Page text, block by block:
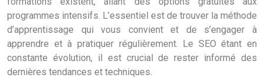
programmes intensifs. L’essentiel est de trouver la méthode
d’apprentissage qui vous convient et de s’engager à
apprendre et à pratiquer régulièrement. Le SEO étant en
constante évolution, il est crucial de rester informé des
dernières tendances et techniques.